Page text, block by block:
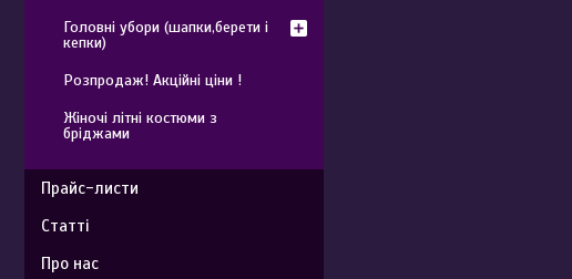
Головні убори (шапки,берети і
кепки)
Розпродаж! Акційні ціни !
Жіночі літні костюми з
бріджами
Прайс-листи
Статті
Про нас